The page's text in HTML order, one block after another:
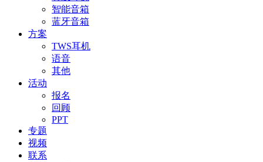
智能音箱
蓝牙音箱
方案
TWS耳机
语音
其他
活动
报名
回顾
PPT
专题
视频
联系